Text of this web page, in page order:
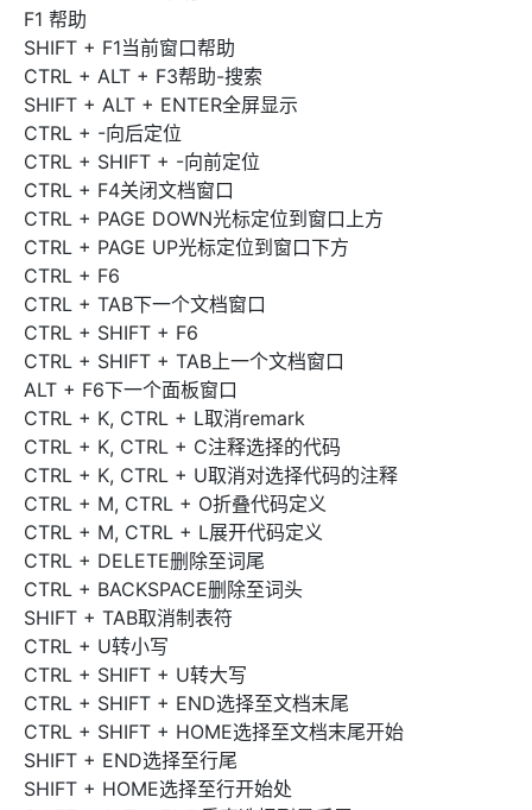
F1 帮助
SHIFT + F1当前窗口帮助
CTRL + ALT + F3帮助-搜索
SHIFT + ALT + ENTER全屏显示
CTRL + -向后定位
CTRL + SHIFT + -向前定位
CTRL + F4关闭文档窗口
CTRL + PAGE DOWN光标定位到窗口上方
CTRL + PAGE UP光标定位到窗口下方
CTRL + F6
CTRL + TAB下一个文档窗口
CTRL + SHIFT + F6
CTRL + SHIFT + TAB上一个文档窗口
ALT + F6下一个面板窗口
CTRL + K, CTRL + L取消remark
CTRL + K, CTRL + C注释选择的代码
CTRL + K, CTRL + U取消对选择代码的注释
CTRL + M, CTRL + O折叠代码定义
CTRL + M, CTRL + L展开代码定义
CTRL + DELETE删除至词尾
CTRL + BACKSPACE删除至词头
SHIFT + TAB取消制表符
CTRL + U转小写
CTRL + SHIFT + U转大写
CTRL + SHIFT + END选择至文档末尾
CTRL + SHIFT + HOME选择至文档末尾开始
SHIFT + END选择至行尾
SHIFT + HOME选择至行开始处